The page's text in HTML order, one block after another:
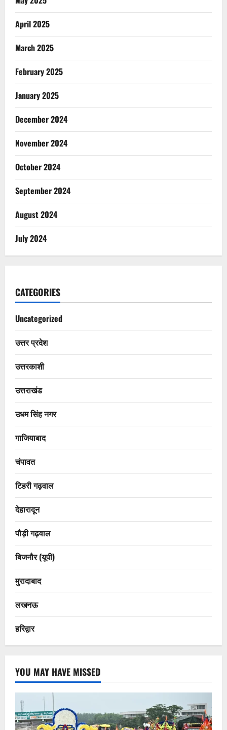
April 2025
March 2025
February 2025
January 2025
December 2024
November 2024
October 2024
September 2024
August 2024
July 2024
CATEGORIES
Uncategorized
उत्तर प्रदेश
उत्तरकाशी
उत्तराखंड
उधम सिंह नगर
गाजियाबाद
चंपावत
टिहरी गढ़वाल
देहारादून
पौड़ी गढ़वाल
बिजनौर (यूपी)
मुरादाबाद
लखनऊ
हरिद्वार
YOU MAY HAVE MISSED